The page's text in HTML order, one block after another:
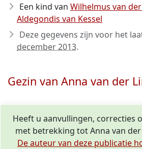
Een kind van Wilhelmus van
Aldegondis van Kessel
Deze gegevens zijn voor het
december 2013.
Gezin van Anna van der
Heeft u aanvullingen, correcties
met betrekking tot Anna van der
De auteur van deze publicatie